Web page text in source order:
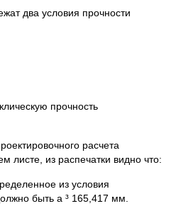
два условия прочности
прочность
расчета
листе, из распечатки видно что:
из условия
быть а ³ 165,417 мм.